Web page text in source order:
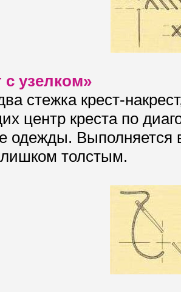
узелком»
стежка крест-
центр креста по
одежды. Выполняется
толстым.